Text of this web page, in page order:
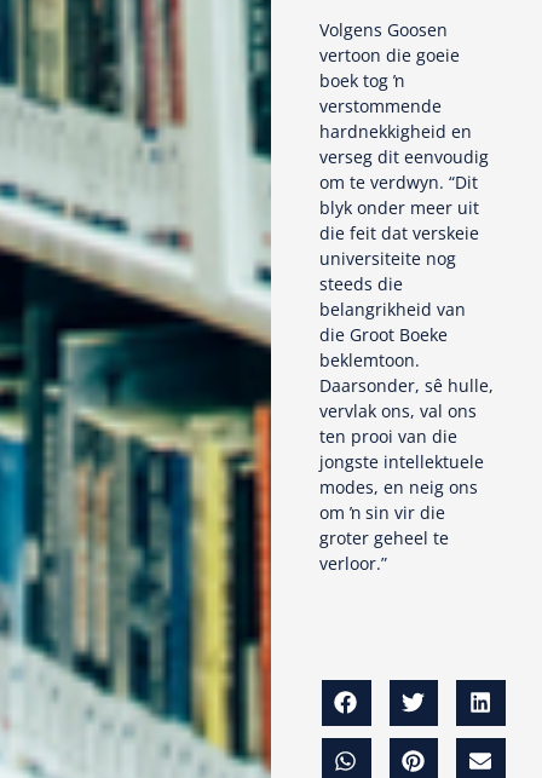
Volgens Goosen
vertoon die goeie
boek tog ŉ
verstommende
hardnekkigheid en
verseg dit eenvoudig
om te verdwyn. “Dit
blyk onder meer uit
die feit dat verskeie
universiteite nog
steeds die
belangrikheid van
die Groot Boeke
beklemtoon.
Daarsonder, sê hulle,
vervlak ons, val ons
ten prooi van die
jongste intellektuele
modes, en neig ons
om ŉ sin vir die
groter geheel te
verloor.”